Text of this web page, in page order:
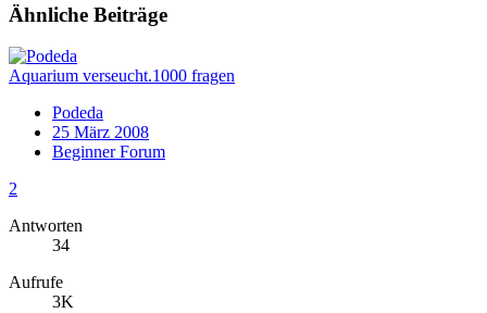
Ähnliche Beiträge
Aquarium verseucht.1000 fragen
Podeda
25 März 2008
Beginner Forum
2
Antworten
34
Aufrufe
3K